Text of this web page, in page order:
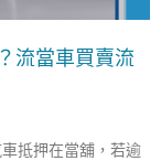
流當車買賣流
抵押在當舖，若逾